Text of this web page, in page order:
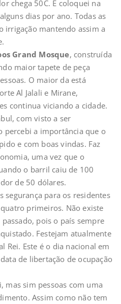
chega 50C. E coloquei na
dias por ano. Todas as
irrigação mantendo assim a
Grand Mosque, construída
maior tapete de peça
O maior da está
Al Jalali e Mirane,
continua viciando a cidade.
com visto a ser
percebi a importância que o
e com boas vindas. Faz
uma vez que o
o barril caiu de 100
de 50 dólares.
segurança para os residentes
primeiros. Não existe
pois o país sempre
Festejam atualmente
Rei. Este é o dia nacional em
de libertação de ocupação
mas sim pessoas com uma
Assim como não tem